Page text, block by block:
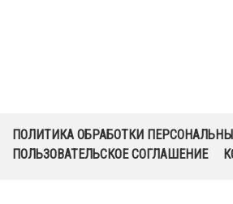
ПОЛИТИКА ОБРАБОТКИ
ПОЛЬЗОВАТЕЛЬСКОЕ СОГЛАШЕНИЕ